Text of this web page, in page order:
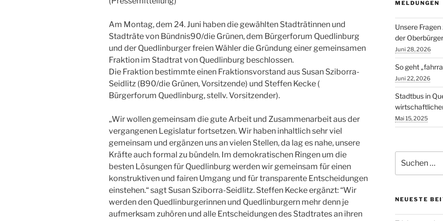
Am Montag, dem 24. Juni haben die gewählten Stadträtinnen und
Stadträte von Bündnis90/die Grünen, dem Bürgerforum Quedlinburg
und der Quedlinburger freien Wähler die Gründung einer gemeinsamen
Fraktion im Stadtrat von Quedlinburg beschlossen.
Die Fraktion bestimmte einen Fraktionsvorstand aus Susan Sziborra-
Seidlitz (B90/die Grünen, Vorsitzende) und Steffen Kecke (
Bürgerforum Quedlinburg, stellv. Vorsitzender).
„Wir wollen gemeinsam die gute Arbeit und Zusammenarbeit aus der
vergangenen Legislatur fortsetzen. Wir haben inhaltlich sehr viel
gemeinsam und ergänzen uns an vielen Stellen, da lag es nahe, unsere
Kräfte auch formal zu bündeln. Im demokratischen Ringen um die
besten Lösungen für Quedlinburg werden wir gemeinsam für einen
konstruktiven und fairen Umgang und für transparente Entscheidungen
einstehen.“ sagt Susan Sziborra-Seidlitz. Steffen Kecke ergänzt: “Wir
werden den Quedlinburgerinnen und Quedlinburgern mehr denn je
aufmerksam zuhören und alle Entscheidungen des Stadtrates an ihren
MELDUNGEN
Unsere
der
Juni 28, 2026
So geht
Juni 22, 2026
Stadtbus in
Mai 15, 2025
nach:
NEUESTE